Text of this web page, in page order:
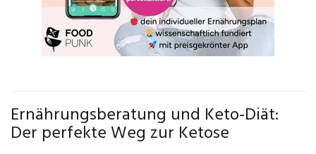
Ernährungsberatung und Keto-Diät:
Der perfekte Weg zur Ketose